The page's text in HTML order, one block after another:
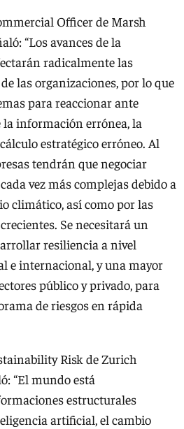
Officer de Marsh
“Los avances de la
radicalmente las
las organizaciones, por lo que
para reaccionar ante
la información errónea, la
estratégico erróneo. Al
tendrán que negociar
vez más complejas debido a
climático, así como por las
Se necesitará un
resiliencia a nivel
e internacional, y una mayor
público y privado, para
de riesgos en rápida
Risk de Zurich
“El mundo está
estructurales
artificial, el cambio